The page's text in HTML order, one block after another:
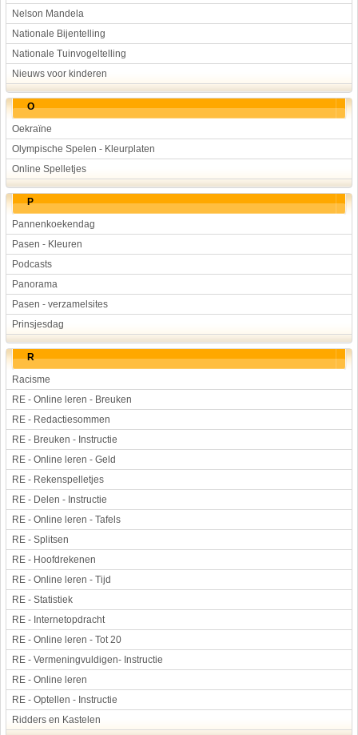
Nelson Mandela
Nationale Bijentelling
Nationale Tuinvogeltelling
Nieuws voor kinderen
O
Oekraïne
Olympische Spelen - Kleurplaten
Online Spelletjes
P
Pannenkoekendag
Pasen - Kleuren
Podcasts
Panorama
Pasen - verzamelsites
Prinsjesdag
R
Racisme
RE - Online leren - Breuken
RE - Redactiesommen
RE - Breuken - Instructie
RE - Online leren - Geld
RE - Rekenspelletjes
RE - Delen - Instructie
RE - Online leren - Tafels
RE - Splitsen
RE - Hoofdrekenen
RE - Online leren - Tijd
RE - Statistiek
RE - Internetopdracht
RE - Online leren - Tot 20
RE - Vermeningvuldigen- Instructie
RE - Online leren
RE - Optellen - Instructie
Ridders en Kastelen